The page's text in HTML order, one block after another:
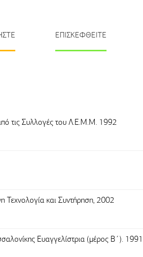
ΕΠΙΣΚΕΦΘΕΙΤΕ
τις Συλλογές του Λ.Ε.Μ.Μ. 1992
και Συντήρηση, 2002
Ευαγγελίστρια (μέρος Β΄). 1991